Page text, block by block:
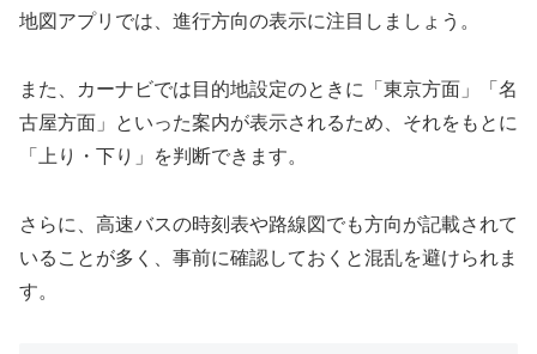
地図アプリでは、進行方向の表示に注目しましょう。
また、カーナビでは目的地設定のときに「東京方面」「名
古屋方面」といった案内が表示されるため、それをもとに
「上り・下り」を判断できます。
さらに、高速バスの時刻表や路線図でも方向が記載されて
いることが多く、事前に確認しておくと混乱を避けられま
す。